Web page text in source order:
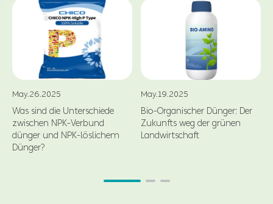
May.26.2025
Was sind die Unterschiede
zwischen NPK-Verbund
dünger und NPK-löslichem
Dünger?
May.19.2025
Bio-Organischer Dünger: Der
Zukunfts weg der grünen
Landwirtschaft